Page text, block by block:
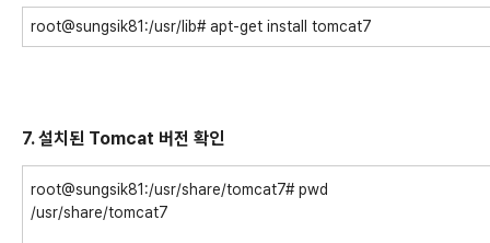
root@sungsik81:/usr/lib# apt-get install tomcat7
7. 설치된 Tomcat 버전 확인
root@sungsik81:/usr/share/tomcat7# pwd
/usr/share/tomcat7